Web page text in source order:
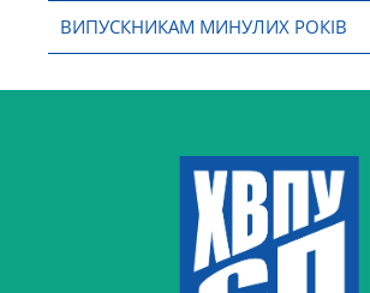
ВИПУСКНИКАМ МИНУЛИХ РОКІВ